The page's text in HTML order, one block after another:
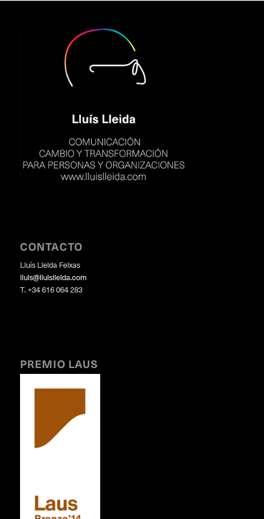
CONTACTO
Lluís Lleida Feixas
lluis@lluislleida.com
T. +34 616 064 283
PREMIO LAUS